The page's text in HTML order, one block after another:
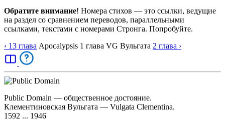
Обратите внимание! Номера стихов — это ссылки, ведущие
на раздел со сравнением переводов, параллельными
ссылками, текстами с номерами Стронга. Попробуйте.
‹ 13 глава Apocalypsis 1 глава VG Вульгата 2 глава ›
Public Domain — общественное достояние.
Клементиновская Вульгата — Vulgata Clementina.
1592 ... 1946